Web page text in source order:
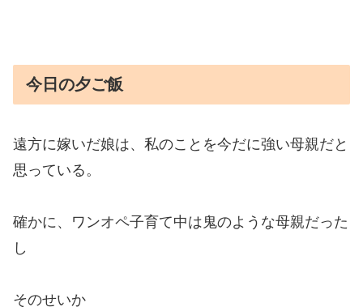
今日の夕ご飯
遠方に嫁いだ娘は、私のことを今だに強い母親だと
思っている。
確かに、ワンオペ子育て中は鬼のような母親だった
し
そのせいか